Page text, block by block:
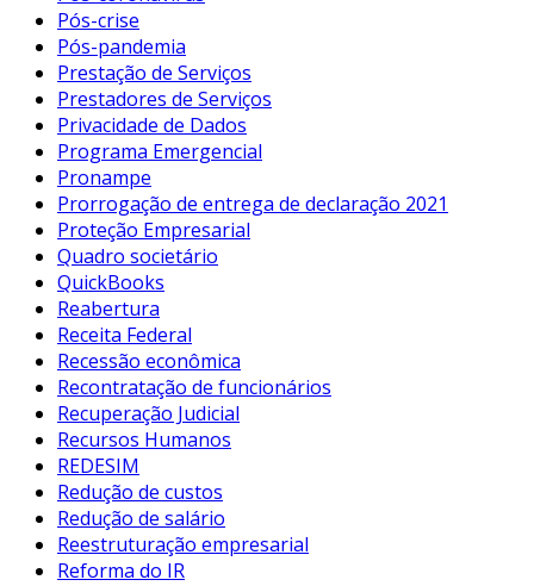
Pós-crise
Pós-pandemia
Prestação de Serviços
Prestadores de Serviços
Privacidade de Dados
Programa Emergencial
Pronampe
Prorrogação de entrega de declaração 2021
Proteção Empresarial
Quadro societário
QuickBooks
Reabertura
Receita Federal
Recessão econômica
Recontratação de funcionários
Recuperação Judicial
Recursos Humanos
REDESIM
Redução de custos
Redução de salário
Reestruturação empresarial
Reforma do IR